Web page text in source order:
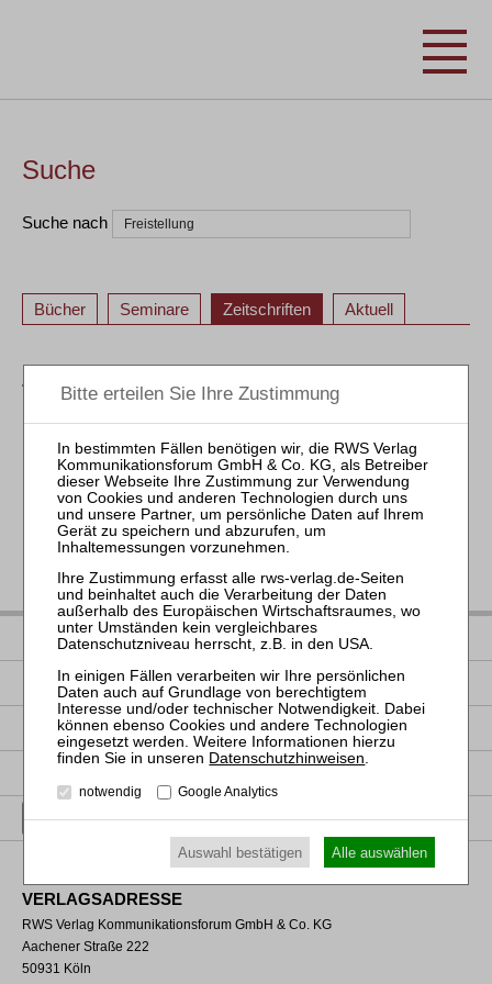
Suche
Suche nach
Bücher Seminare Zeitschriften Aktuell
ZfIR – Zeitschrift für Immobilienrecht
2
IMPRESSUM
DATENSCHUTZ
NUTZUNGSBESTIMMUNGEN/AGB
VERTRAG WIDERRUFEN
VERLAGSADRESSE
RWS Verlag Kommunikationsforum GmbH & Co. KG
Aachener Straße 222
50931 Köln
Datenschutzhinweisen
notwendig Google Analytics
Auswahl bestätigen Alle auswählen